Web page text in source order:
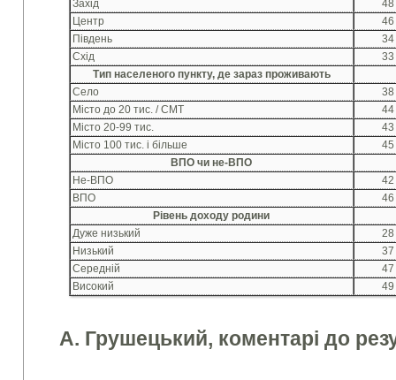
Захід
48
Центр
46
Південь
34
Схід
33
Тип населеного пункту, де зараз проживають
Село
38
Місто до 20 тис. / СМТ
44
Місто 20-99 тис.
43
Місто 100 тис. і більше
45
ВПО чи не-ВПО
Не-ВПО
42
ВПО
46
Рівень доходу родини
Дуже низький
28
Низький
37
Середній
47
Високий
49
А. Грушецький, коментарі до